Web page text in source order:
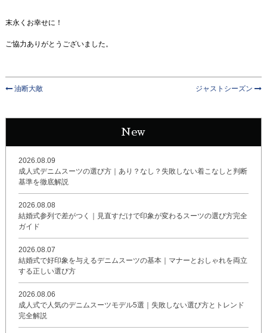
末永くお幸せに！
ご協力ありがとうございました。
油断大敵 ジャストシーズン
New
2026.08.09
成人式デニムスーツの選び方｜あり？なし？失敗しない着こなしと判断
基準を徹底解説
2026.08.08
結婚式参列で差がつく｜見直すだけで印象が変わるスーツの選び方完全
ガイド
2026.08.07
結婚式で好印象を与えるデニムスーツの基本｜マナーとおしゃれを両立
する正しい選び方
2026.08.06
成人式で人気のデニムスーツモデル5選｜失敗しない選び方とトレンド
完全解説